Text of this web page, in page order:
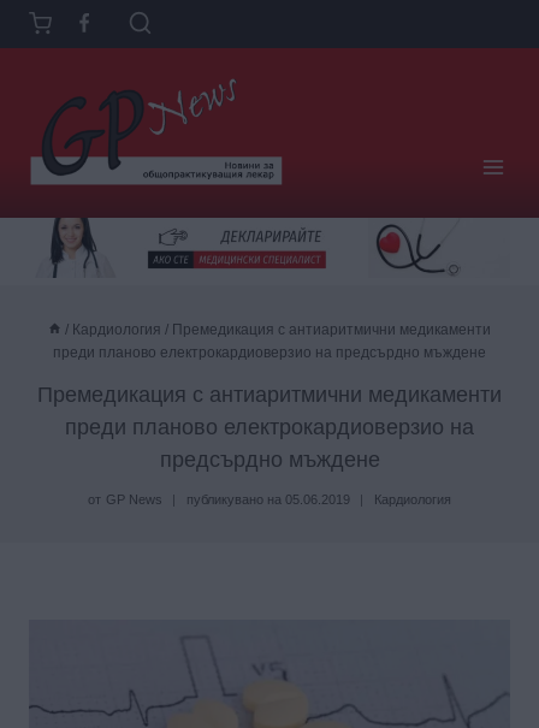
Към
съдържанието
/ Кардиология / Премедикация с антиаритмични медикaменти
преди планово електрoкардиоверзио на предсърдно мъждене
Премедикация с антиаритмични медикaменти
преди планово електрoкардиоверзио на
предсърдно мъждене
от GP News публикувано на 05.06.2019 Кардиология